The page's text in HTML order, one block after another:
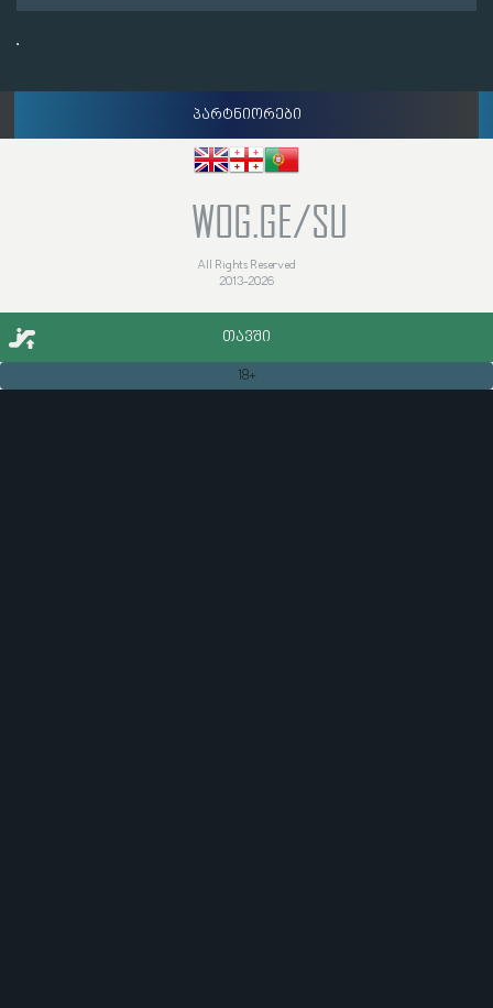
პარტნიორები
WOG.GE/SU
All Rights Reserved
2013-2026
ᲗᲐᲕᲨᲘ
18+